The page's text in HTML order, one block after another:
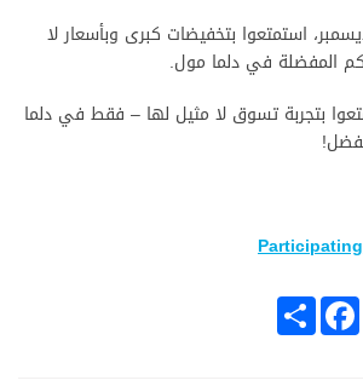
22 نوفمبر إلى 3 ديسمبر، استمتعوا بتخفيضات كبرى وبأسعار لا
المفضلة في دلما مول.
بتجربة تسوق لا مثيل لها – فقط في دلما
SHARE
FACEBOOK